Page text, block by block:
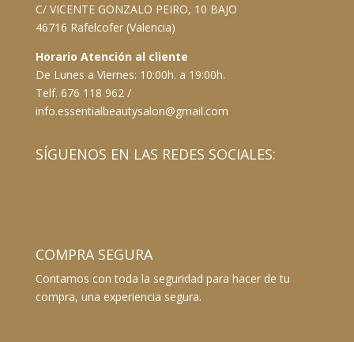
C/ VICENTE GONZALO PEIRO, 10 BAJO
46716 Rafelcofer (Valencia)
Horario Atención al cliente
De Lunes a Viernes: 10:00h. a 19:00h.
Telf. 676 118 962 /
info.essentialbeautysalon@gmail.com
SÍGUENOS EN LAS REDES SOCIALES:
COMPRA SEGURA
Contamos con toda la seguridad para hacer de tu
compra, una experiencia segura.